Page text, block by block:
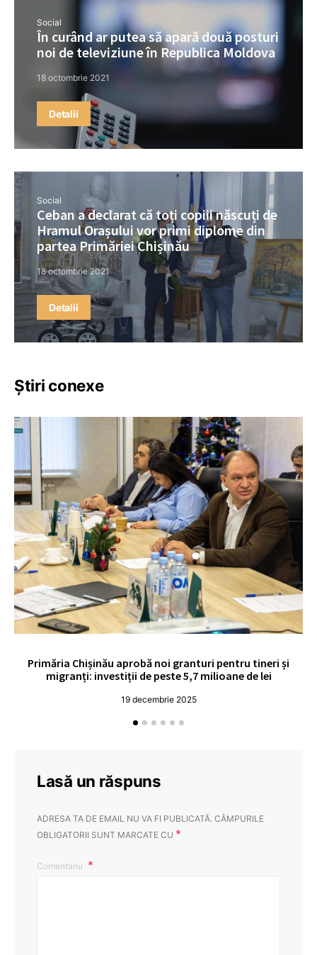
Social
În curând ar putea să apară două posturi
noi de televiziune în Republica Moldova
18 octombrie 2021
Detalii
Social
Ceban a declarat că toți copiii născuți de
Hramul Orașului vor primi diplome din
partea Primăriei Chișinău
18 octombrie 2021
Detalii
Știri conexe
Primăria Chișinău aprobă noi granturi pentru tineri și
migranți: investiții de peste 5,7 milioane de lei
19 decembrie 2025
Lasă un răspuns
ADRESA TA DE EMAIL NU VA FI PUBLICATĂ. CÂMPURILE
OBLIGATORII SUNT MARCATE CU *
Comentariu